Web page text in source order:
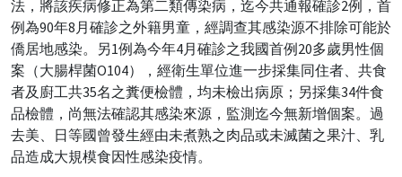
法，將該疾病修正為第二類傳染病，迄今共通報確診2例，首
例為90年8月確診之外籍男童，經調查其感染源不排除可能於
僑居地感染。另1例為今年4月確診之我國首例20多歲男性個
案（大腸桿菌O104），經衛生單位進一步採集同住者、共食
者及廚工共35名之糞便檢體，均未檢出病原；另採集34件食
品檢體，尚無法確認其感染來源，監測迄今無新增個案。過
去美、日等國曾發生經由未煮熟之肉品或未滅菌之果汁、乳
品造成大規模食因性感染疫情。